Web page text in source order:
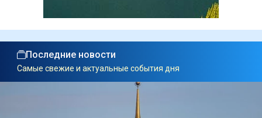
Последние новости
Самые свежие и актуальные события дня